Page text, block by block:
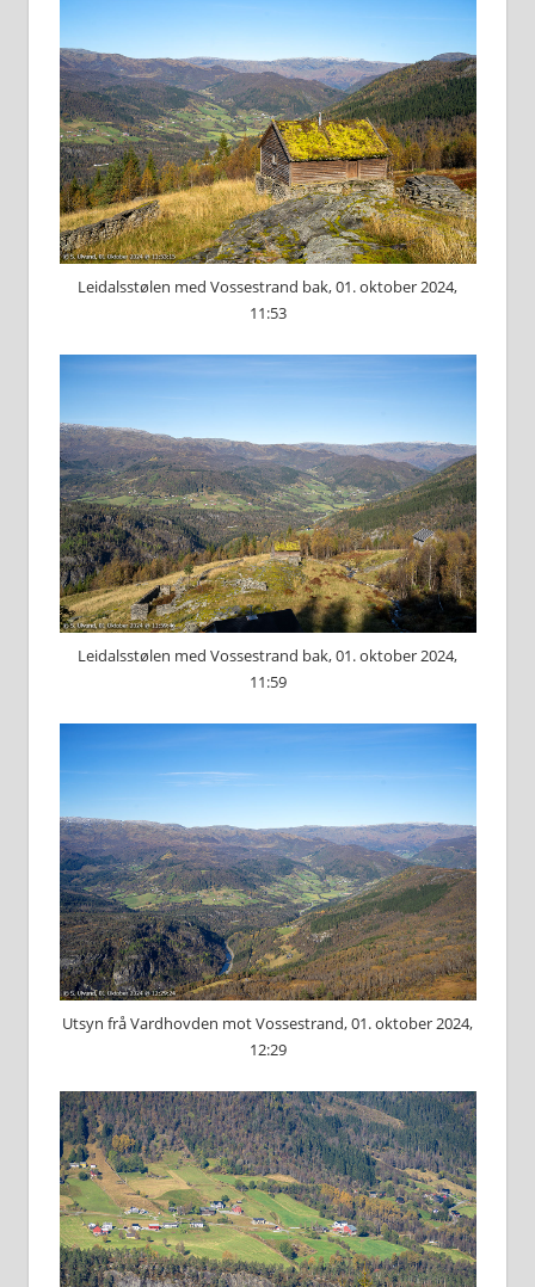
Leidalsstølen med Vossestrand bak, 01. oktober 2024,
11:53
Leidalsstølen med Vossestrand bak, 01. oktober 2024,
11:59
Utsyn frå Vardhovden mot Vossestrand, 01. oktober 2024,
12:29